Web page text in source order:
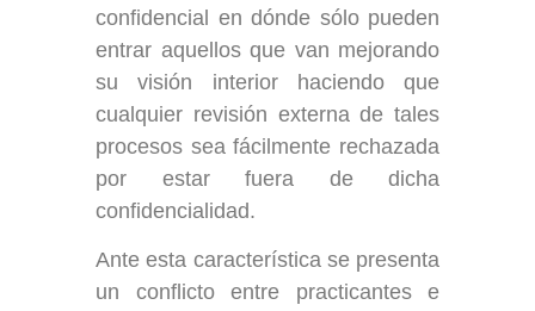
confidencial en dónde sólo pueden
entrar aquellos que van mejorando
su visión interior haciendo que
cualquier revisión externa de tales
procesos sea fácilmente rechazada
por estar fuera de dicha
confidencialidad.
Ante esta característica se presenta
un conflicto entre practicantes e